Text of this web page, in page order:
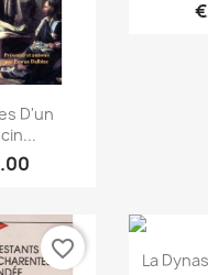
view
D'un
favorite_border 
La